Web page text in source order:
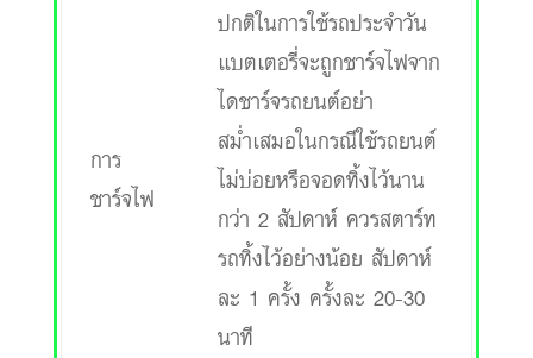
การ
ชาร์จไฟ
ปกติในการใช้รถประจำวัน
แบตเตอรี่จะถูกชาร์จไฟจาก
ไดชาร์จรถยนต์อย่า
สม่ำเสมอในกรณีใช้รถยนต์
ไม่บ่อยหรือจอดทิ้งไว้นาน
กว่า 2 สัปดาห์ ควรสตาร์ท
รถทิ้งไว้อย่างน้อย สัปดาห์
ละ 1 ครั้ง ครั้งละ 20-30
นาที